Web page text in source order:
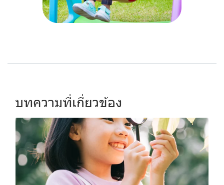
บทความที่เกี่ยวข้อง